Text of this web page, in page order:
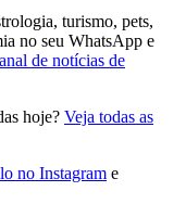
turismo, pets,
no seu WhatsApp e
de notícias de
hoje? Veja todas as
no Instagram e